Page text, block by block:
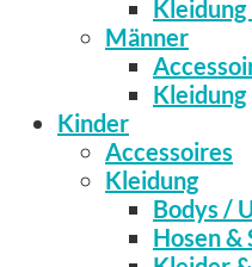
Kleidung
Männer
Kleidung
Kinder
Accessoires
Kleidung
Bodys /
Hosen &